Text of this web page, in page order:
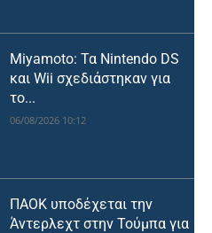
Miyamoto: Τα Nintendo DS
και Wii σχεδιάστηκαν για
το...
06/08/2026 10:12
ΠΑΟΚ υποδέχεται την
Άντερλεχτ στην Τούμπα για